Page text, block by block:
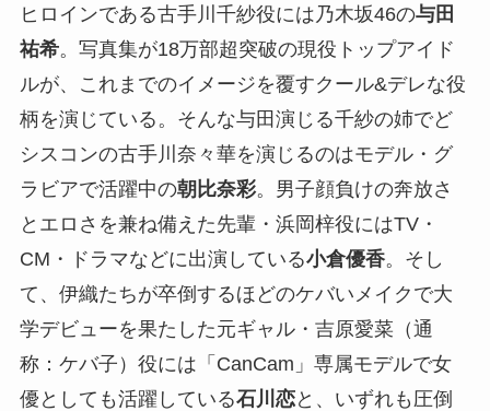
ヒロインである古手川千紗役には乃木坂46の与田
祐希。写真集が18万部超突破の現役トップアイド
ルが、これまでのイメージを覆すクール&デレな役
柄を演じている。そんな与田演じる千紗の姉でど
シスコンの古手川奈々華を演じるのはモデル・グ
ラビアで活躍中の朝比奈彩。男子顔負けの奔放さ
とエロさを兼ね備えた先輩・浜岡梓役にはTV・
CM・ドラマなどに出演している小倉優香。そし
て、伊織たちが卒倒するほどのケバいメイクで大
学デビューを果たした元ギャル・吉原愛菜（通
称：ケバ子）役には「CanCam」専属モデルで女
優としても活躍している石川恋と、いずれも圧倒